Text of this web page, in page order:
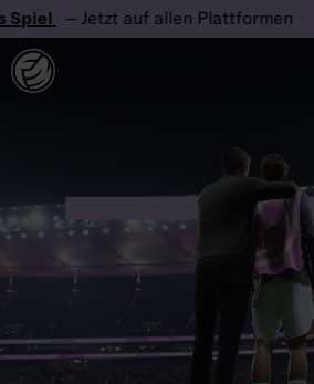
– Jetzt auf allen Plattformen